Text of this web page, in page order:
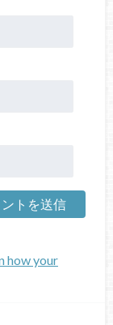
how your